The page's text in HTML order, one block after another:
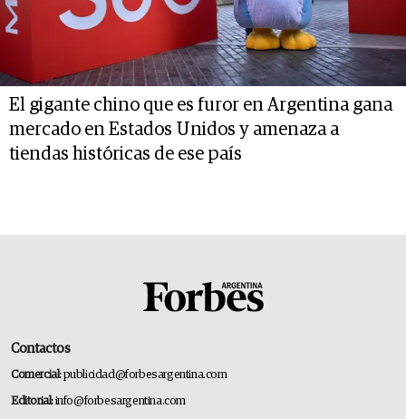
El gigante chino que es furor en Argentina gana
mercado en Estados Unidos y amenaza a
tiendas históricas de ese país
Contactos
Comercial:publicidad@forbesargentina.com
Editorial:info@forbesargentina.com